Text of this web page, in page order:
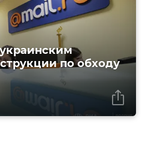
по обходу